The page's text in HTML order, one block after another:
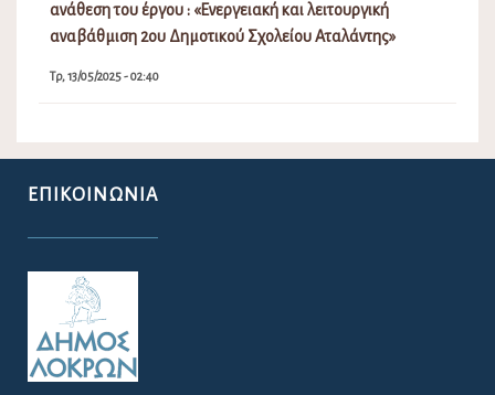
ανάθεση του έργου : «Ενεργειακή και λειτουργική
αναβάθμιση 2ου Δημοτικού Σχολείου Αταλάντης»
Τρ, 13/05/2025 - 02:40
ΕΠΙΚΟΙΝΩΝΊΑ